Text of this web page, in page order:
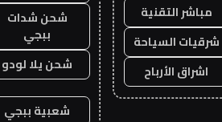
مباشر التقنية
شرقيات السياحة
اشراق الأرباح
شحن شدات
ببجي
شحن يلا لودو
شعبية ببجي